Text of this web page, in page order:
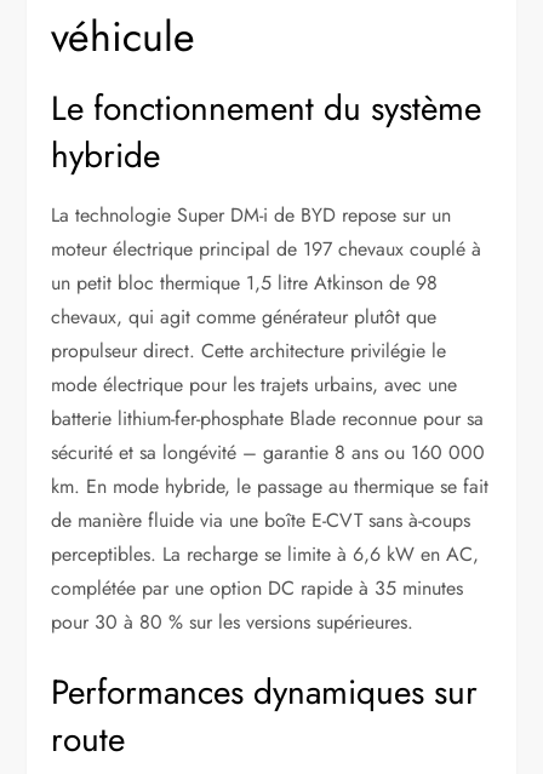
véhicule
Le fonctionnement du système
hybride
La technologie Super DM-i de BYD repose sur un
moteur électrique principal de 197 chevaux couplé à
un petit bloc thermique 1,5 litre Atkinson de 98
chevaux, qui agit comme générateur plutôt que
propulseur direct. Cette architecture privilégie le
mode électrique pour les trajets urbains, avec une
batterie lithium-fer-phosphate Blade reconnue pour sa
sécurité et sa longévité – garantie 8 ans ou 160 000
km. En mode hybride, le passage au thermique se fait
de manière fluide via une boîte E-CVT sans à-coups
perceptibles. La recharge se limite à 6,6 kW en AC,
complétée par une option DC rapide à 35 minutes
pour 30 à 80 % sur les versions supérieures.
Performances dynamiques sur
route